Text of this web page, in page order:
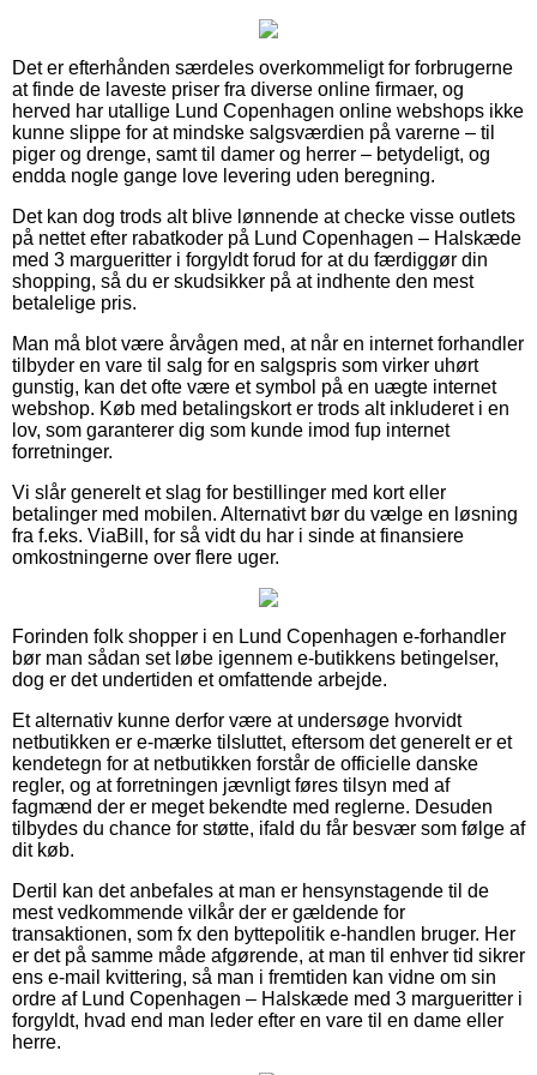
Det er efterhånden særdeles overkommeligt for forbrugerne
at finde de laveste priser fra diverse online firmaer, og
herved har utallige Lund Copenhagen online webshops ikke
kunne slippe for at mindske salgsværdien på varerne – til
piger og drenge, samt til damer og herrer – betydeligt, og
endda nogle gange love levering uden beregning.
Det kan dog trods alt blive lønnende at checke visse outlets
på nettet efter rabatkoder på Lund Copenhagen – Halskæde
med 3 margueritter i forgyldt forud for at du færdiggør din
shopping, så du er skudsikker på at indhente den mest
betalelige pris.
Man må blot være årvågen med, at når en internet forhandler
tilbyder en vare til salg for en salgspris som virker uhørt
gunstig, kan det ofte være et symbol på en uægte internet
webshop. Køb med betalingskort er trods alt inkluderet i en
lov, som garanterer dig som kunde imod fup internet
forretninger.
Vi slår generelt et slag for bestillinger med kort eller
betalinger med mobilen. Alternativt bør du vælge en løsning
fra f.eks. ViaBill, for så vidt du har i sinde at finansiere
omkostningerne over flere uger.
Forinden folk shopper i en Lund Copenhagen e-forhandler
bør man sådan set løbe igennem e-butikkens betingelser,
dog er det undertiden et omfattende arbejde.
Et alternativ kunne derfor være at undersøge hvorvidt
netbutikken er e-mærke tilsluttet, eftersom det generelt er et
kendetegn for at netbutikken forstår de officielle danske
regler, og at forretningen jævnligt føres tilsyn med af
fagmænd der er meget bekendte med reglerne. Desuden
tilbydes du chance for støtte, ifald du får besvær som følge af
dit køb.
Dertil kan det anbefales at man er hensynstagende til de
mest vedkommende vilkår der er gældende for
transaktionen, som fx den byttepolitik e-handlen bruger. Her
er det på samme måde afgørende, at man til enhver tid sikrer
ens e-mail kvittering, så man i fremtiden kan vidne om sin
ordre af Lund Copenhagen – Halskæde med 3 margueritter i
forgyldt, hvad end man leder efter en vare til en dame eller
herre.